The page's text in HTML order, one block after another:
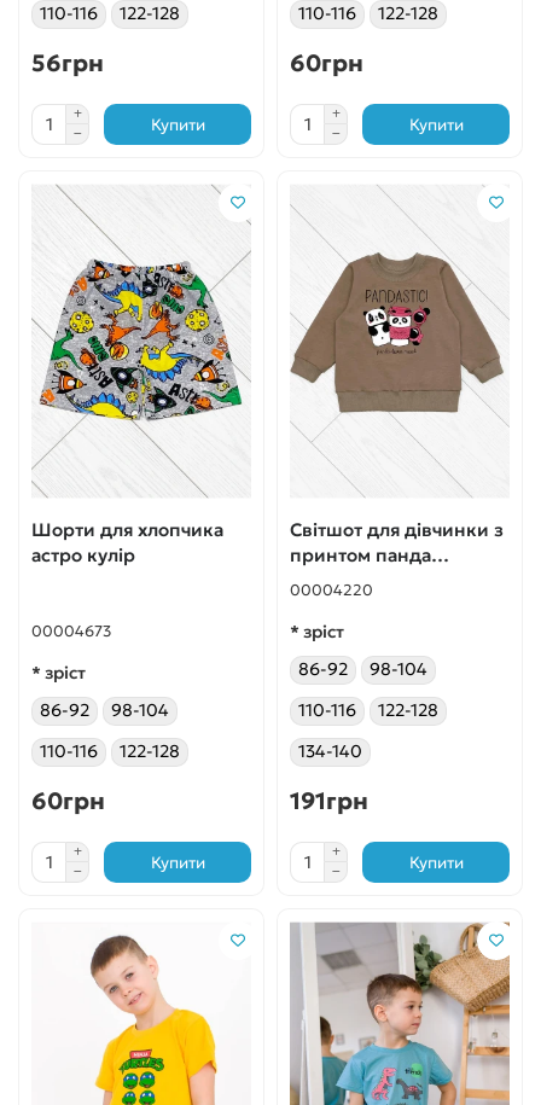
110-116
122-128
56грн
Купити
110-116
122-128
60грн
Купити
Шорти для хлопчика
астро кулір
00004673
* зріст
86-92
98-104
110-116
122-128
60грн
Купити
Світшот для дівчинки з
принтом панда
бежевий
00004220
* зріст
86-92
98-104
110-116
122-128
134-140
191грн
Купити